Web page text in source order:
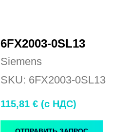
6FX2003-0SL13
Siemens
SKU: 6FX2003-0SL13
115,81 € (c НДС)